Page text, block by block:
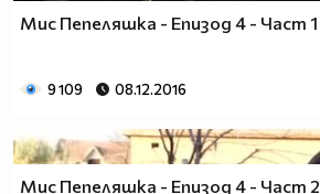
Мис Пепеляшка - Епизод 4 - Част 1
9 109 08.12.2016
Мис Пепеляшка - Епизод 4 - Част 2